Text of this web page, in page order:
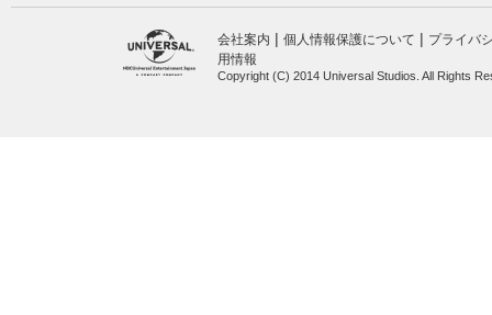
会社案内 | 個人情報保護について | プライバ
用情報
Copyright (C) 2014 Universal Studios. All Rights